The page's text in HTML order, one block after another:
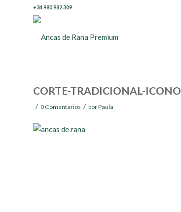
+34 980 982 309
CORTE-TRADICIONAL-ICONO
/ 0 Comentarios / porPaula